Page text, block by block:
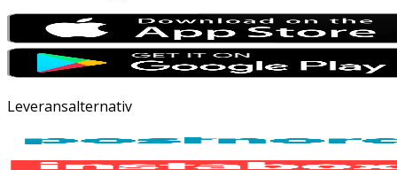
Leveransalternativ